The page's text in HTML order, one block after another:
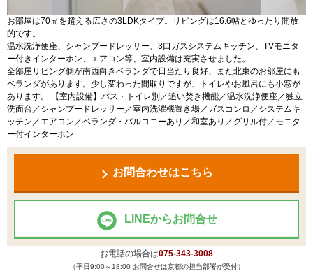
お部屋は70㎡を超える広さの3LDKタイプ。リビングは16.6帖とゆったり開放
的です。
温水洗浄便座、シャンプードレッサー、3口ガスシステムキッチン、TVモニタ
ー付きインターホン、エアコン等、室内設備は充実させました。
全部屋リビング側が南西向きベランダで日当たり良好、また北東のお部屋にも
ベランダがあります。少し変わった間取りですが、トイレやお風呂にも小窓が
あります。 【室内設備】バス・トイレ別／追い焚き機能／温水洗浄便座／独立
洗面台／シャンプードレッサー／室内洗濯機置き場／ガスコンロ／システムキ
ッチン／エアコン／ベランダ・バルコニーあり／和室あり／グリル付／モニタ
ー付インターホン
お問合わせはこちら
LINEからお問合せ
お電話の場合は075-343-3008
（平日9:00～18:00 お問合せは京都の担当部署が受付）